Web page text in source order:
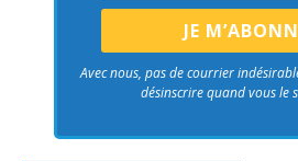
Avec nous, pas de courrier
désinscrire quand vous le